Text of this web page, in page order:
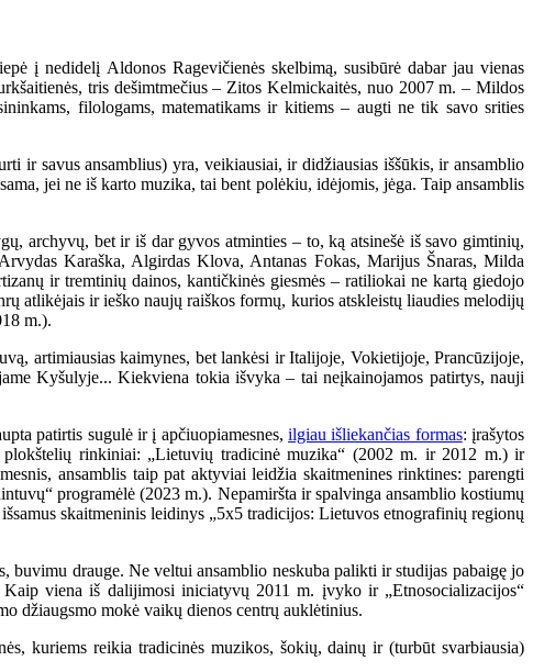
į nedidelį Aldonos Ragevičienės skelbimą, susibūrė dabar jau vienas
tris dešimtmečius – Zitos Kelmickaitės, nuo 2007 m. – Mildos
filologams, matematikams ir kitiems – augti ne tik savo srities
ir savus ansamblius) yra, veikiausiai, ir didžiausias iššūkis, ir ansamblio
jei ne iš karto muzika, tai bent polėkiu, idėjomis, jėga. Taip ansamblis
archyvų, bet ir iš dar gyvos atminties – to, ką atsinešė iš savo gimtinių,
Karaška, Algirdas Klova, Antanas Fokas, Marijus Šnaras, Milda
ir tremtinių dainos, kantičkinės giesmės – ratiliokai ne kartą giedojo
atlikėjais ir ieško naujų raiškos formų, kurios atskleistų liaudies melodijų
m.).
artimiausias kaimynes, bet lankėsi ir Italijoje, Vokietijoje, Prancūzijoje,
Kyšulyje... Kiekviena tokia išvyka – tai neįkainojamos patirtys, nauji
patirtis sugulė ir į apčiuopiamesnes, ilgiau išliekančias formas: įrašytos
rinkiniai: „Lietuvių tradicinė muzika“ (2002 m. ir 2012 m.) ir
ansamblis taip pat aktyviai leidžia skaitmenines rinktines: parengti
programėlė (2023 m.). Nepamiršta ir spalvinga ansamblio kostiumų
skaitmeninis leidinys „5x5 tradicijos: Lietuvos etnografinių regionų
drauge. Ne veltui ansamblio neskuba palikti ir studijas pabaigę jo
viena iš dalijimosi iniciatyvų 2011 m. įvyko ir „Etnosocializacijos“
džiaugsmo mokė vaikų dienos centrų auklėtinius.
kuriems reikia tradicinės muzikos, šokių, dainų ir (turbūt svarbiausia)